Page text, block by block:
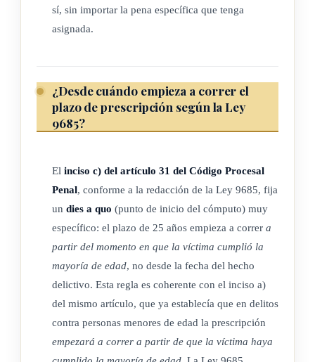
sí, sin importar la pena específica que tenga
asignada.
¿Desde cuándo empieza a correr el
plazo de prescripción según la Ley
9685?
El inciso c) del artículo 31 del Código Procesal
Penal, conforme a la redacción de la Ley 9685, fija
un dies a quo (punto de inicio del cómputo) muy
específico: el plazo de 25 años empieza a correr a
partir del momento en que la víctima cumplió la
mayoría de edad, no desde la fecha del hecho
delictivo. Esta regla es coherente con el inciso a)
del mismo artículo, que ya establecía que en delitos
contra personas menores de edad la prescripción
empezará a correr a partir de que la víctima haya